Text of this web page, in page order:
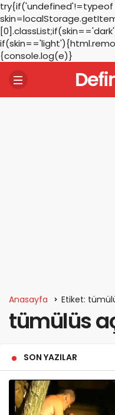
{console.log(e)}
Anasayfa Etiket:
tümülüs
SON YAZILAR